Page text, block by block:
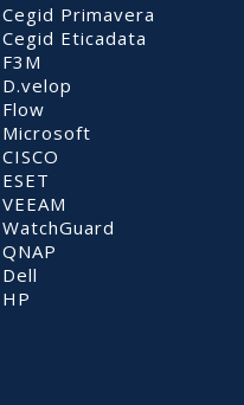
Cegid Primavera
Cegid Eticadata
F3M
D.velop
Flow
Microsoft
CISCO
ESET
VEEAM
WatchGuard
QNAP
Dell
HP